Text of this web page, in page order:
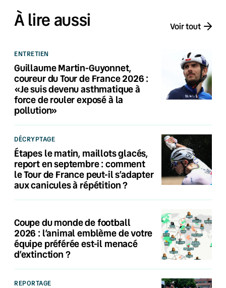
À lire aussi Voir tout
ENTRETIEN
Guillaume Martin-Guyonnet,
coureur du Tour de France 2026 :
«Je suis devenu asthmatique à
force de rouler exposé à la
pollution»
DÉCRYPTAGE
Étapes le matin, maillots glacés,
report en septembre : comment
le Tour de France peut-il s’adapter
aux canicules à répétition ?
Coupe du monde de football
2026 : l’animal emblème de votre
équipe préférée est-il menacé
d’extinction ?
REPORTAGE